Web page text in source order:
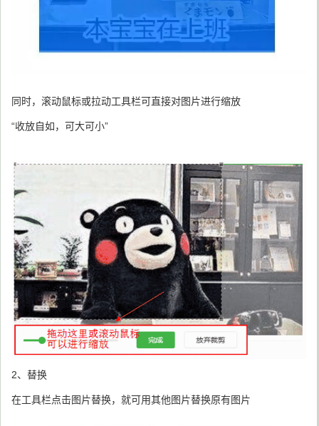
同时，滚动鼠标或拉动工具栏可直接对图片进行缩放
“收放自如，可大可小”
2、替换
在工具栏点击图片替换，就可用其他图片替换原有图片